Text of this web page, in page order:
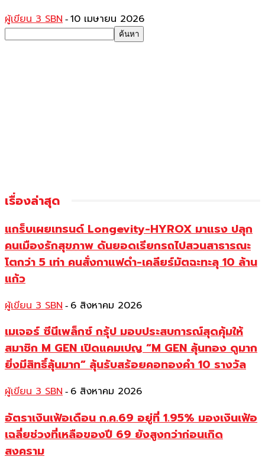
ผู้เขียน 3 SBN - 10 เมษายน 2026
เรื่องล่าสุด
แกร็บเผยเทรนด์ Longevity-HYROX มาแรง ปลุก
คนเมืองรักสุขภาพ ดันยอดเรียกรถไปสวนสาธารณะ
โตกว่า 5 เท่า คนสั่งกาแฟดำ-เคลียร์มัตฉะทะลุ 10 ล้าน
แก้ว
ผู้เขียน 3 SBN - 6 สิงหาคม 2026
เมเจอร์ ซีนีเพล็กซ์ กรุ้ป มอบประสบการณ์สุดคุ้มให้
สมาชิก M GEN เปิดแคมเปญ “M GEN ลุ้นทอง ดูมาก
ยิ่งมีสิทธิ์ลุ้นมาก” ลุ้นรับสร้อยคอทองคำ 10 รางวัล
ผู้เขียน 3 SBN - 6 สิงหาคม 2026
อัตราเงินเฟ้อเดือน ก.ค.69 อยู่ที่ 1.95% มองเงินเฟ้อ
เฉลี่ยช่วงที่เหลือของปี 69 ยังสูงกว่าก่อนเกิด
สงคราม